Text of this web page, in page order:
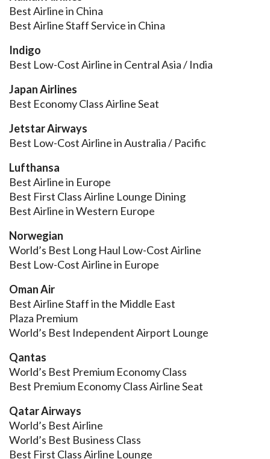
Best Airline in China
Best Airline Staff Service in China
Indigo
Best Low-Cost Airline in Central Asia / India
Japan Airlines
Best Economy Class Airline Seat
Jetstar Airways
Best Low-Cost Airline in Australia / Pacific
Lufthansa
Best Airline in Europe
Best First Class Airline Lounge Dining
Best Airline in Western Europe
Norwegian
World’s Best Long Haul Low-Cost Airline
Best Low-Cost Airline in Europe
Oman Air
Best Airline Staff in the Middle East
Plaza Premium
World’s Best Independent Airport Lounge
Qantas
World’s Best Premium Economy Class
Best Premium Economy Class Airline Seat
Qatar Airways
World’s Best Airline
World’s Best Business Class
Best First Class Airline Lounge